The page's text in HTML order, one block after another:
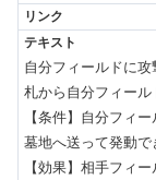
自分フィールドに
札から自分フィール
【条件】自分フィ
墓地へ送って発動で
【効果】相手フィ